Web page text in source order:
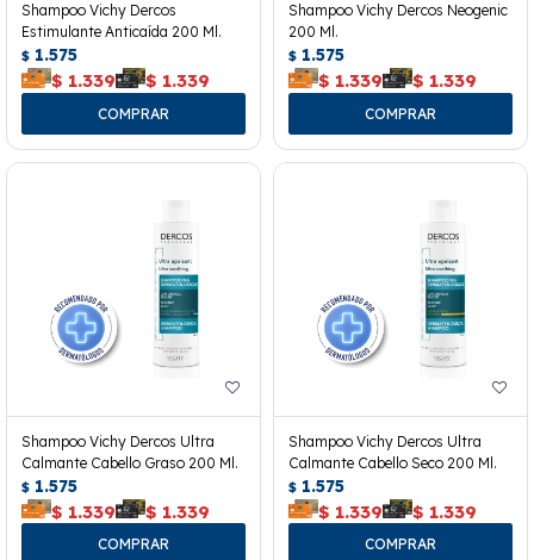
Shampoo Vichy Dercos
Estimulante Anticaída 200 Ml.
$ 1.575
$ 1.339 $ 1.339
Shampoo Vichy Dercos Neogenic
200 Ml.
$ 1.575
$ 1.339 $ 1.339
Shampoo Vichy Dercos Ultra
Calmante Cabello Graso 200 Ml.
$ 1.575
$ 1.339 $ 1.339
Shampoo Vichy Dercos Ultra
Calmante Cabello Seco 200 Ml.
$ 1.575
$ 1.339 $ 1.339